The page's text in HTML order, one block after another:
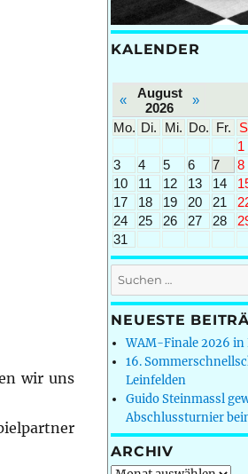
wir uns
KALENDER
«
August
2026
»
Mo. Di. Mi. Do. Fr.
1
3
4 5 6 7 8
10
11 12 13 14
17
18 19 20 21
24
25 26 27 28
31
Suchen
nach:
NEUESTE
WAM-Finale 2026
16.
Leinfelden
Guido Steinmassl
Abschlussturnier
ARCHIV